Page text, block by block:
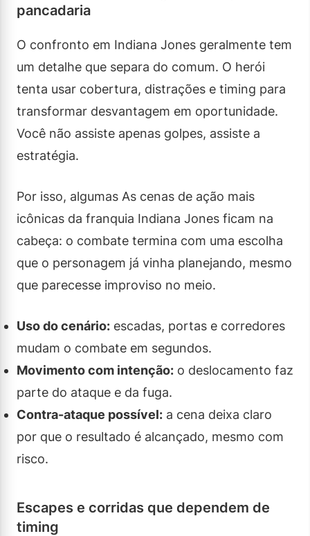
pancadaria
O confronto em Indiana Jones geralmente tem
um detalhe que separa do comum. O herói
tenta usar cobertura, distrações e timing para
transformar desvantagem em oportunidade.
Você não assiste apenas golpes, assiste a
estratégia.
Por isso, algumas As cenas de ação mais
icônicas da franquia Indiana Jones ficam na
cabeça: o combate termina com uma escolha
que o personagem já vinha planejando, mesmo
que parecesse improviso no meio.
Uso do cenário: escadas, portas e corredores
mudam o combate em segundos.
Movimento com intenção: o deslocamento faz
parte do ataque e da fuga.
Contra-ataque possível: a cena deixa claro
por que o resultado é alcançado, mesmo com
risco.
Escapes e corridas que dependem de
timing